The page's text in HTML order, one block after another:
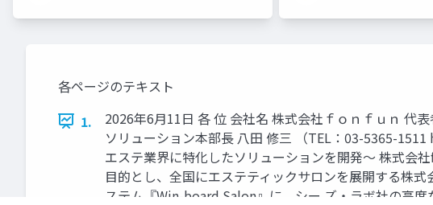
各ページのテキスト
1.
2026年6月11日 各 位 会社名 株式会社ｆｏｎｆｕｎ 代
ソリューション本部長 八田 修三 （TEL：03-5365-
エステ業界に特化したソリューションを開発～ 株式会
目的とし、全国にエステティックサロンを展開する株
ステム『Win-board Salon』に、シー ズ・ラボ社の高度